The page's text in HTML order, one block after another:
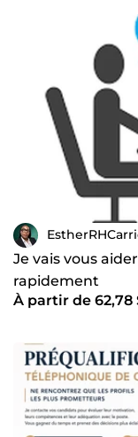
Je vais vous
rapidement
À partir de 62,78